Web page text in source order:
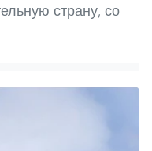
страну, со